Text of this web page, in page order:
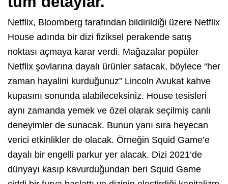
Netflix, Bloomberg tarafından bildirildiği üzere Netflix
House adında bir dizi fiziksel perakende satış
noktası açmaya karar verdi. Mağazalar popüler
Netflix şovlarına dayalı ürünler satacak, böylece “her
zaman hayalini kurduğunuz” Lincoln Avukat kahve
kupasını sonunda alabileceksiniz. House tesisleri
aynı zamanda yemek ve özel olarak seçilmiş canlı
deneyimler de sunacak. Bunun yanı sıra heyecan
verici etkinlikler de olacak. Örneğin Squid Game’e
dayalı bir engelli parkur yer alacak. Dizi 2021’de
dünyayı kasıp kavurduğundan beri Squid Game